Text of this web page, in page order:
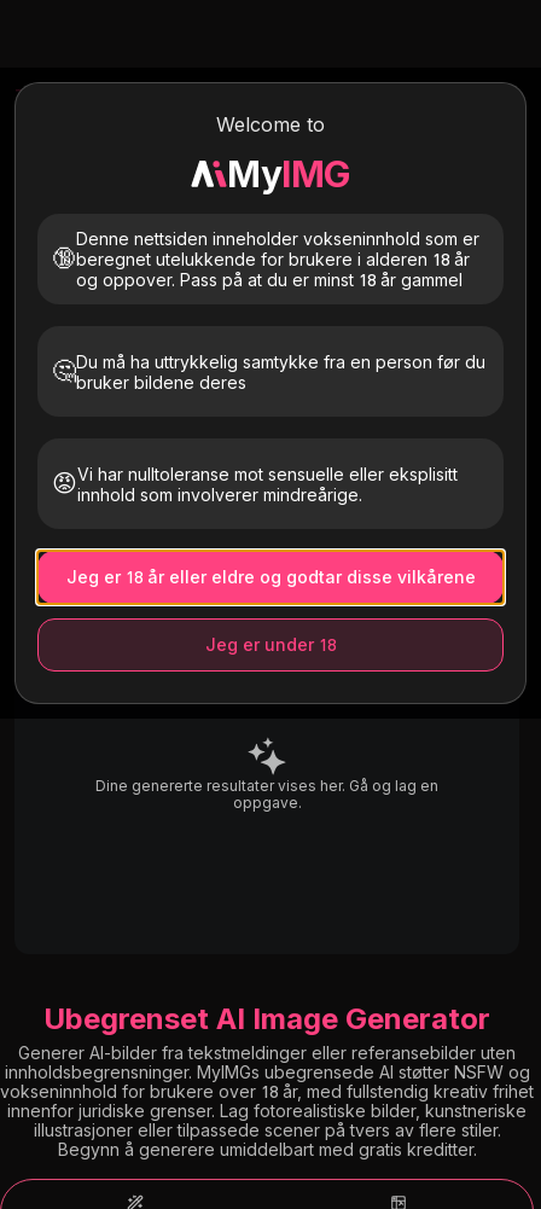
Welcome to
MyIMG
🔞
Denne nettsiden inneholder vokseninnhold som er
beregnet utelukkende for brukere i alderen 18 år
og oppover. Pass på at du er minst 18 år gammel
🤔Du må ha uttrykkelig samtykke fra en person før du
bruker bildene deres
😡Vi har nulltoleranse mot sensuelle eller eksplisitt
innhold som involverer mindreårige.
Jeg er 18 år eller eldre og godtar disse vilkårene
Jeg er under 18
Text To Image
Stiler
Dine genererte resultater vises her. Gå og lag en
oppgave.
Ubegrenset AI Image Generator
Generer AI-bilder fra tekstmeldinger eller referansebilder uten
innholdsbegrensninger. MyIMGs ubegrensede AI støtter NSFW og
vokseninnhold for brukere over 18 år, med fullstendig kreativ frihet
innenfor juridiske grenser. Lag fotorealistiske bilder, kunstneriske
illustrasjoner eller tilpassede scener på tvers av flere stiler.
Begynn å generere umiddelbart med gratis kreditter.